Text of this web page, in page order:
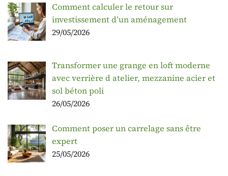
Comment calculer le retour sur
investissement d’un aménagement
29/05/2026
Transformer une grange en loft moderne
avec verrière d atelier, mezzanine acier et
sol béton poli
26/05/2026
Comment poser un carrelage sans être
expert
25/05/2026